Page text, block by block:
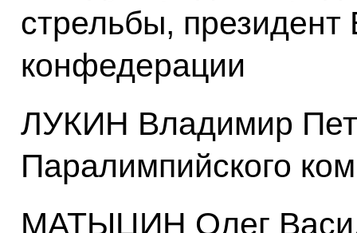
стрельбы, президент
конфедерации
ЛУКИН Владимир
Паралимпийского
МАТЫЦИН Олег